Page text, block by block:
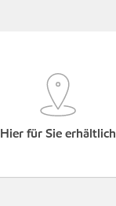
Hier für Sie erhältlich